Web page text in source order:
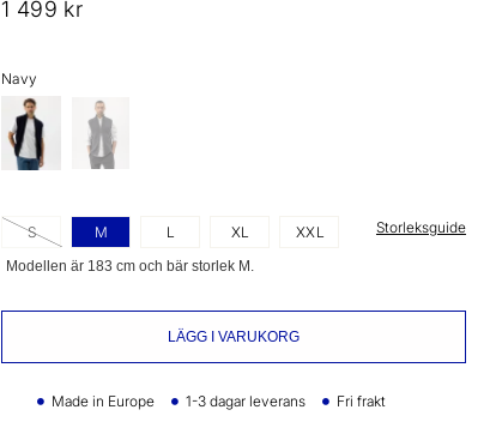
1 499 kr
Navy
S M L XL XXL Storleksguide
Modellen är 183 cm och bär storlek M.
LÄGG I VARUKORG
Made in Europe 1-3 dagar leverans Fri frakt